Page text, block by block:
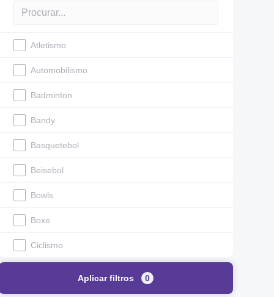
Atletismo
Automobilismo
Badminton
Bandy
Basquetebol
Beisebol
Bowls
Boxe
Ciclismo
Aplicar filtros 0